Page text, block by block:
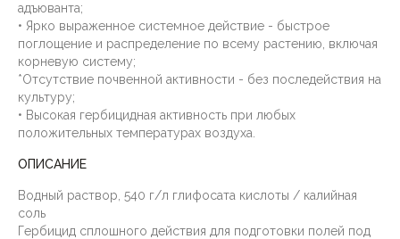
адъюванта;
• Ярко выраженное системное действие - быстрое
поглощение и распределение по всему растению, включая
корневую систему;
*Отсутствие почвенной активности - без последействия на
культуру;
• Высокая гербицидная активность при любых
положительных температурах воздуха.
ОПИСАНИЕ
Водный раствор, 540 г/л глифосата кислоты / калийная
соль
Гербицид сплошного действия для подготовки полей под